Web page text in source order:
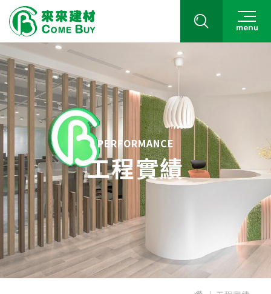
menu
PERFORMANCE
工程實績